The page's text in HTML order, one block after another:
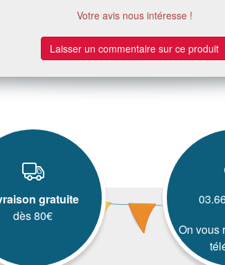
Votre avis nous intéresse !
Laisser un commentaire sur ce produit
gratuite
dès 80€
On vous